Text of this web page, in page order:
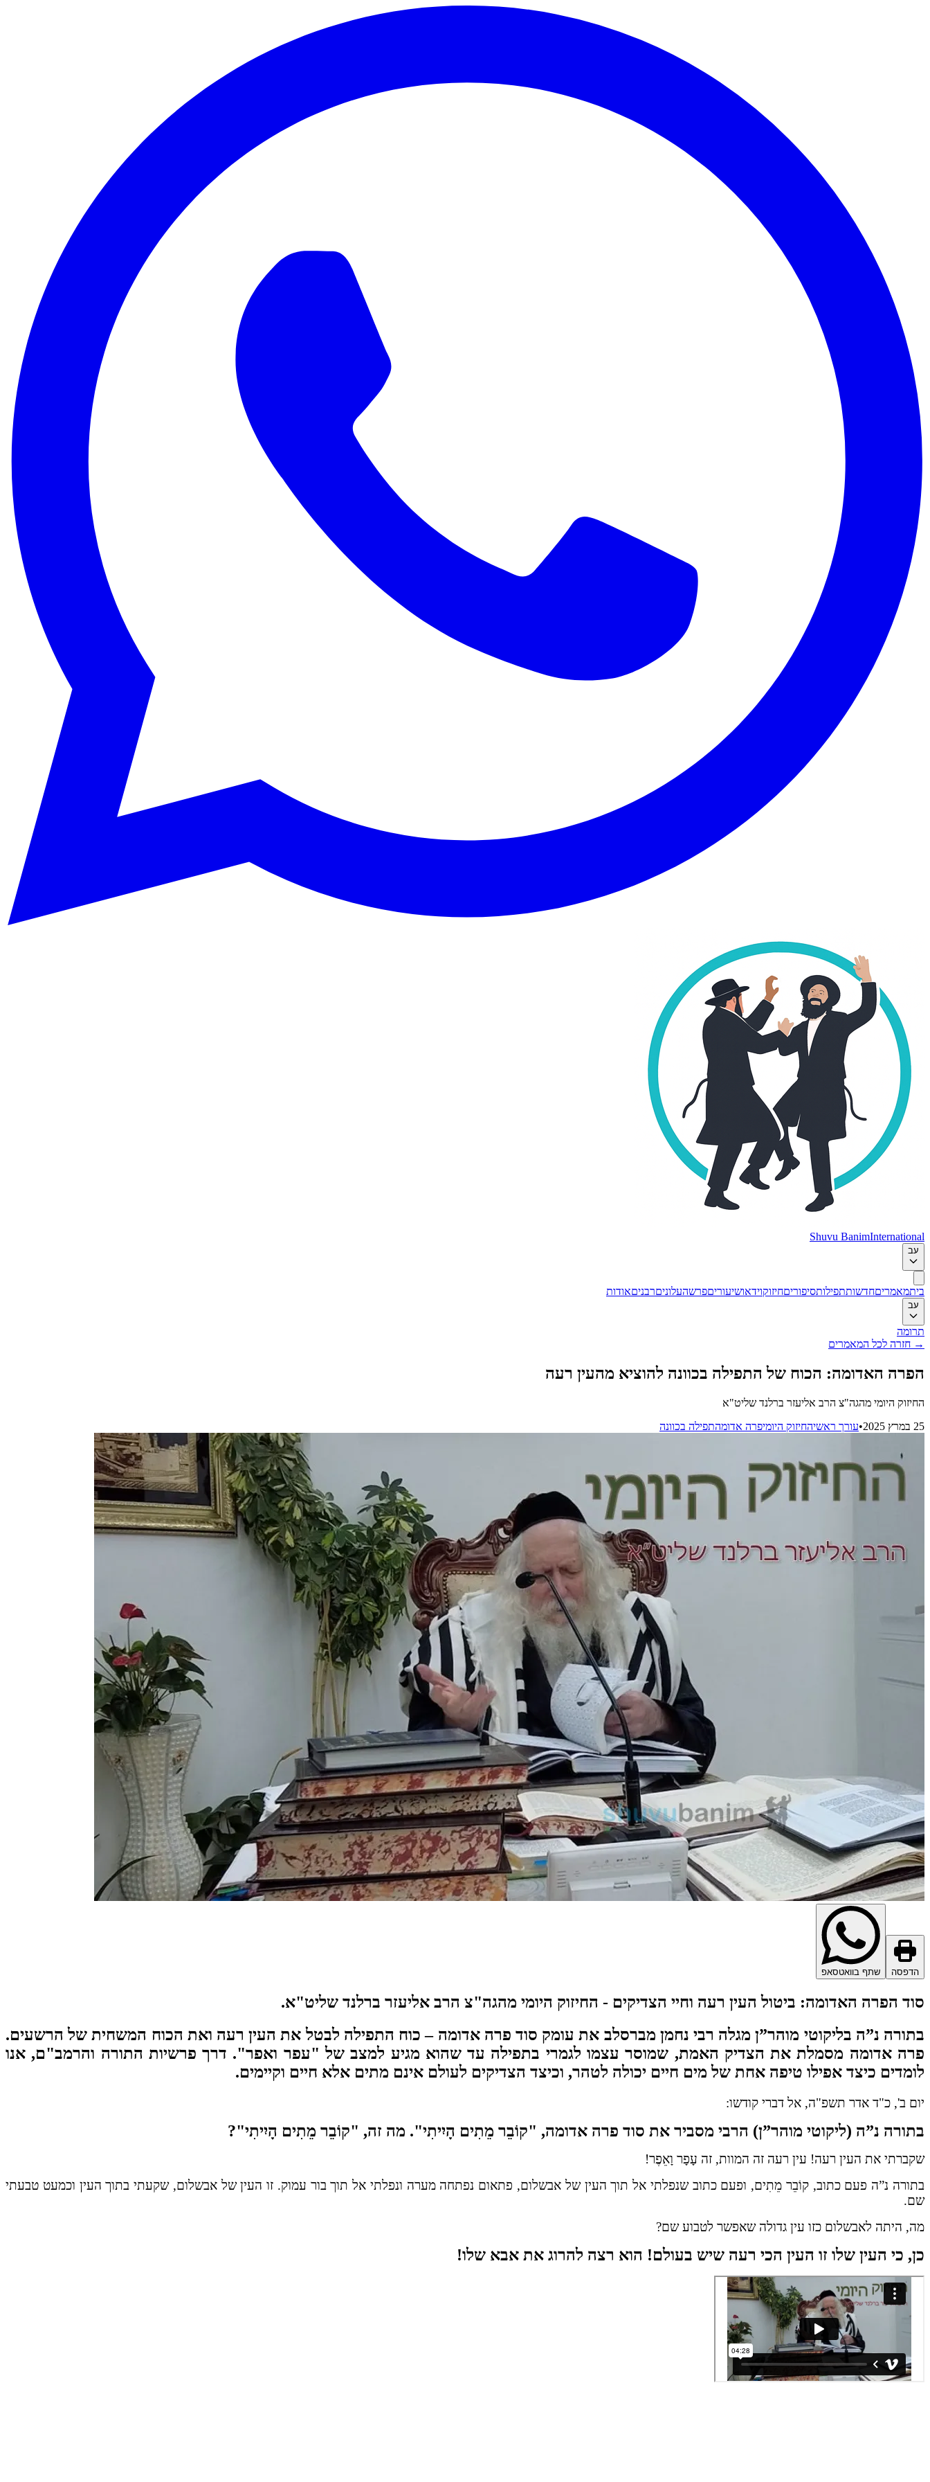
Shuvu BanimInternational
עב
ביתמאמריםחדשותתפילותסיפוריםחיזוקוידאושיעוריםפרשהעלוניםרבניםאודות
עב
תרומה
→ חזרה לכל המאמרים
הפרה האדומה: הכוח של התפילה בכוונה להוציא מהעין רעה
החיזוק היומי מהגה"צ הרב אליעזר ברלנד שליט"א
25 במרץ 2025
•עורך ראשיהחיזוק היומיפרה אדומהתפילה בכוונה
הדפסה שתף בוואטסאפ
סוד הפרה האדומה: ביטול העין רעה וחיי הצדיקים - החיזוק היומי מהגה"צ הרב אליעזר ברלנד שליט"א.
בתורה נ”ה בליקוטי מוהר”ן מגלה רבי נחמן מברסלב את עומק סוד פרה אדומה – כוח התפילה לבטל את העין רעה ואת הכוח המשחית של הרשעים.
פרה אדומה מסמלת את הצדיק האמת, שמוסר עצמו לגמרי בתפילה עד שהוא מגיע למצב של "עפר ואפר". דרך פרשיות התורה והרמב"ם, אנו
לומדים כיצד אפילו טיפה אחת של מים חיים יכולה לטהר, וכיצד הצדיקים לעולם אינם מתים אלא חיים וקיימים.
יום ב', כ"ד אדר תשפ"ה, אל דברי קודשו:
בתורה נ”ה (ליקוטי מוהר”ן) הרבי מסביר את סוד פרה אדומה, "קוֹבֵר מֵתִים הָיִיתִי". מה זה, "קוֹבֵר מֵתִים הָיִיתִי"?
שקברתי את העין רעה! עין רעה זה המוות, זה עָפָר וָאֵפֶר!
בתורה נ”ה פעם כתוב, קוֹבֵר מֵתִים, ופעם כתוב שנפלתי אל תוך העין של אבשלום, פתאום נפתחה מערה ונפלתי אל תוך בור עמוק. זו העין של אבשלום, שקעתי בתוך העין וכמעט טבעתי
שם.
מה, היתה לאבשלום כזו עין גדולה שאפשר לטבוע שם?
כן, כי העין שלו זו העין הכי רעה שיש בעולם! הוא רצה להרוג את אבא שלו!